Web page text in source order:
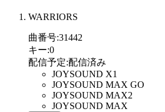
WARRIORS
曲番号:31442
キー:0
配信予定:配信済み
JOYSOUND X1
JOYSOUND MAX GO
JOYSOUND MAX2
JOYSOUND MAX